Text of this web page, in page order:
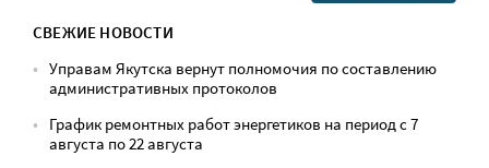
СВЕЖИЕ НОВОСТИ
Управам Якутска вернут полномочия по составлению
административных протоколов
График ремонтных работ энергетиков на период с 7
августа по 22 августа